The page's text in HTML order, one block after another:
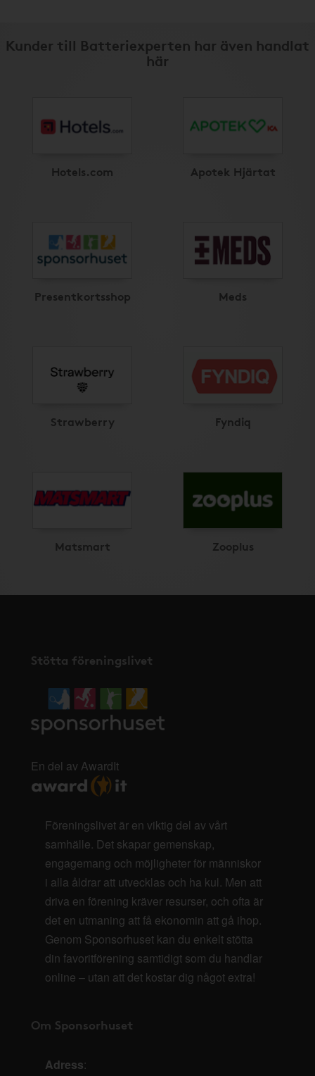
Kunder till Batteriexperten har även handlat
här
Hotels.com Apotek Hjärtat
Presentkortsshop Meds
Strawberry Fyndiq
Matsmart Zooplus
Stötta föreningslivet
En del av AwardIt
Föreningslivet är en viktig del av vårt
samhälle. Det skapar gemenskap,
engagemang och möjligheter för människor
i alla åldrar att utvecklas och ha kul. Men att
driva en förening kräver resurser, och ofta är
det en utmaning att få ekonomin att gå ihop.
Genom Sponsorhuset kan du enkelt stötta
din favoritförening samtidigt som du handlar
online – utan att det kostar dig något extra!
Om Sponsorhuset
Adress: